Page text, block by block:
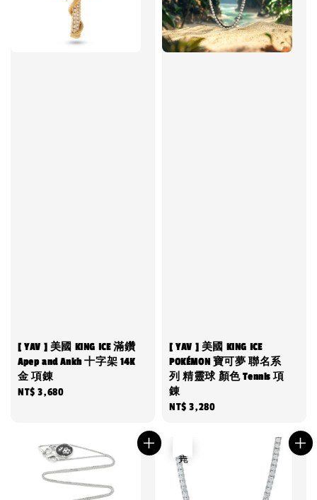
[ YAV ] 美國 KING ICE 滿鑽
Apep and Ankh 十字架 14K
金 項錬
Regular
NT$ 3,680
[ YAV ] 美國 KING ICE
POKÉMON 寶可夢 聯名系
列 精靈球 顏色 Tennis 項
錬
Regular
NT$ 3,280